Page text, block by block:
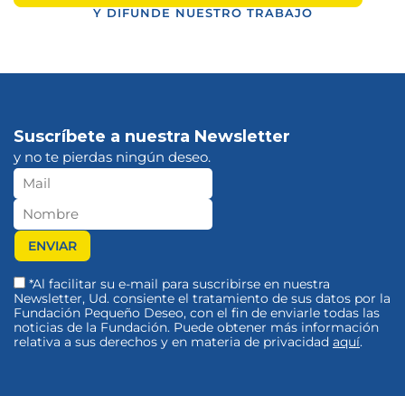
Y DIFUNDE NUESTRO TRABAJO
Suscríbete a nuestra Newsletter
y no te pierdas ningún deseo.
*Al facilitar su e-mail para suscribirse en nuestra
Newsletter, Ud. consiente el tratamiento de sus datos por la
Fundación Pequeño Deseo, con el fin de enviarle todas las
noticias de la Fundación. Puede obtener más información
relativa a sus derechos y en materia de privacidad aquí.